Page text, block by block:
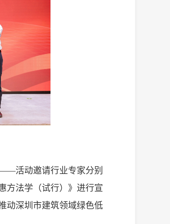
活动邀请行业专家分别
方法学（试行）》进行宣
动深圳市建筑领域绿色低